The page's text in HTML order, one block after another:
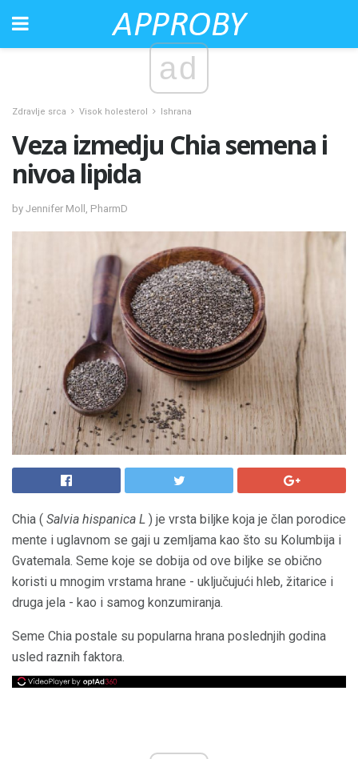
ad
Zdravlje srca Visok holesterol Ishrana
Veza izmedju Chia semena i
nivoa lipida
by Jennifer Moll, PharmD
Chia ( Salvia hispanica L ) je vrsta biljke koja je član porodice
mente i uglavnom se gaji u zemljama kao što su Kolumbija i
Gvatemala. Seme koje se dobija od ove biljke se obično
koristi u mnogim vrstama hrane - uključujući hleb, žitarice i
druga jela - kao i samog konzumiranja.
Seme Chia postale su popularna hrana poslednjih godina
usled raznih faktora.